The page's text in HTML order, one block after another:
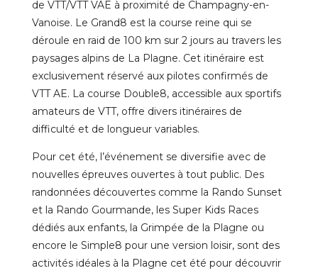
de VTT/VTT VAE à proximité de Champagny-en-
Vanoise. Le Grand8 est la course reine qui se
déroule en raid de 100 km sur 2 jours au travers les
paysages alpins de La Plagne. Cet itinéraire est
exclusivement réservé aux pilotes confirmés de
VTT AE. La course Double8, accessible aux sportifs
amateurs de VTT, offre divers itinéraires de
difficulté et de longueur variables.
Pour cet été, l’événement se diversifie avec de
nouvelles épreuves ouvertes à tout public. Des
randonnées découvertes comme la Rando Sunset
et la Rando Gourmande, les Super Kids Races
dédiés aux enfants, la Grimpée de la Plagne ou
encore le Simple8 pour une version loisir, sont des
activités idéales à la Plagne cet été pour découvrir